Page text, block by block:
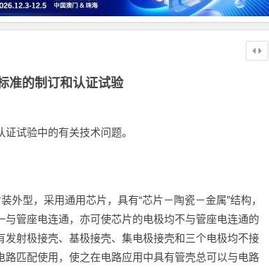
准的制订和认证试验
试验中的有关技术问题。
型，采用通用芯片，具有“芯片－陶瓷－金属”结构，
管座电连通，亦可使芯片的电极均不与管座电连通的
射极接壳、基极接壳、集电极接壳和三个电极均不接
匹配使用，使之在电路应用中具有管壳总可以与电路